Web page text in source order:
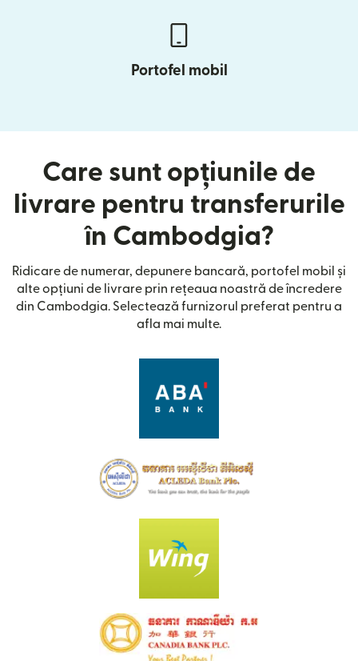
Portofel mobil
Care sunt opțiunile de
livrare pentru transferurile
în Cambodgia?
Ridicare de numerar, depunere bancară, portofel mobil și
alte opțiuni de livrare prin rețeaua noastră de încredere
din Cambodgia. Selectează furnizorul preferat pentru a
afla mai multe.